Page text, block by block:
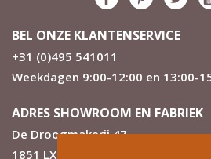
BEL ONZE KLANTENSERVICE
+31 (0)495 541011
Weekdagen 9:00-12:00 en 13:00-
ADRES SHOWROOM EN FABRIEK
De Droogmakerij 47
1851 LX Heiloo